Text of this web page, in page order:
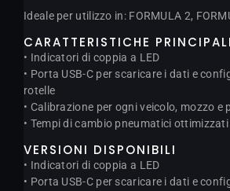
Ideale per utilizzo in: FORMULA 2,
CARATTERISTICHE PRINCIPALI
• Indicatori di coppia a LED
• Porta USB-C per scaricare i dati e
rotelle
• Calibrazione per ogni veicolo, mozzo e
• Tempi di cambio pneumatici ottimizzati
VERSIONI DISPONIBILI
• Indicatori di coppia a LED
• Porta USB-C per scaricare i dati e